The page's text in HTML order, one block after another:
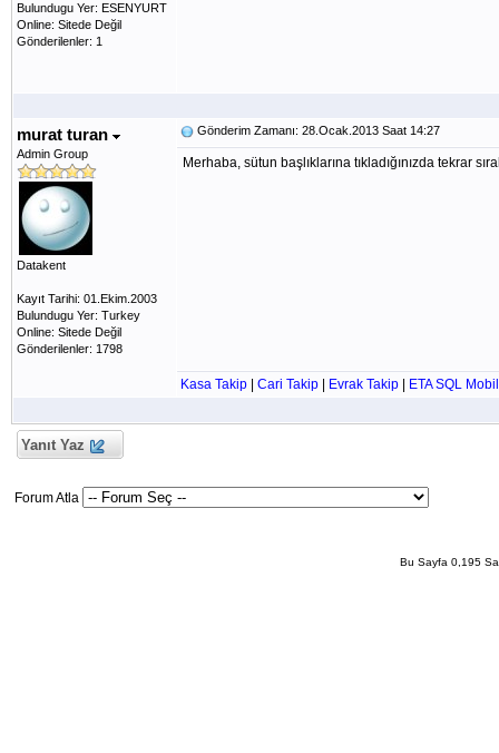
Bulundugu Yer: ESENYURT
Online: Sitede Değil
Gönderilenler: 1
murat turan
Admin Group
Datakent
Kayıt Tarihi: 01.Ekim.2003
Bulundugu Yer: Turkey
Online: Sitede Değil
Gönderilenler: 1798
Gönderim Zamanı: 28.Ocak.2013 Saat 14:27
Merhaba, sütun başlıklarına tıkladığınızda tekrar
Kasa Takip Cari Takip Evrak Takip ETA SQL Mobil
Yanıt Yaz
Forum Atla
Bu Sayfa 0,195